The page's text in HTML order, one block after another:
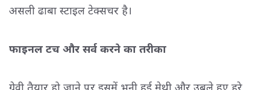
असली ढाबा स्टाइल टेक्सचर है।
फाइनल टच और सर्व करने का तरीका
ग्रेवी तैयार हो जाने पर इसमें भुनी हुई मेथी और उबले हुए हरे